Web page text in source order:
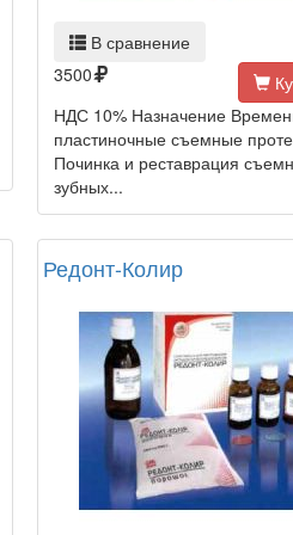
В сравнение
3500
НДС 10% Назначение
пластиночные съемные
Починка и реставрация
зубных...
Редонт-Колир